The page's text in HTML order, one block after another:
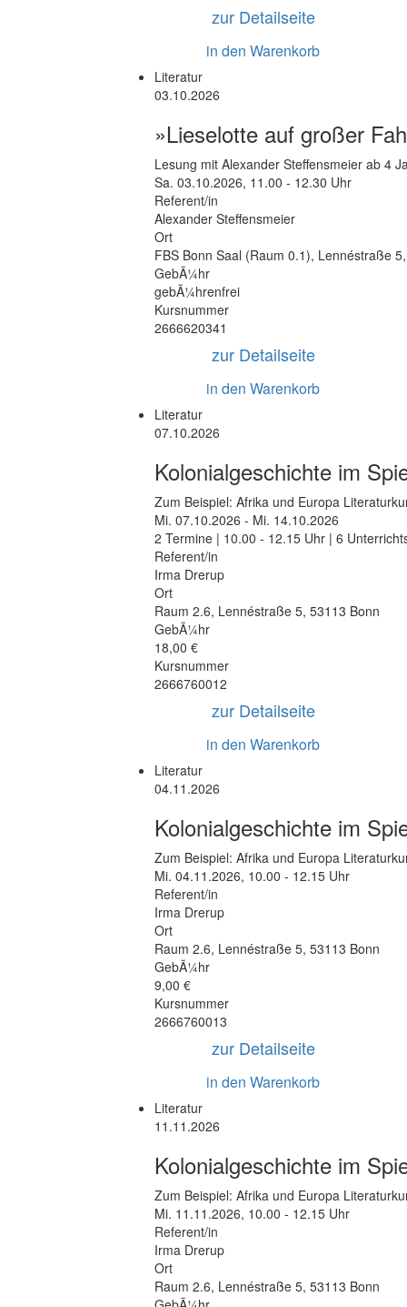
zur Detailseite
in den Warenkorb
Literatur
03.10.2026
»Lieselotte auf großer
Lesung mit Alexander Steffensmeier ab 4
Sa. 03.10.2026, 11.00 - 12.30 Uhr
Referent/in
Alexander Steffensmeier
Ort
FBS Bonn Saal (Raum 0.1), Lennéstraße 5
GebÃ¼hr
gebÃ¼hrenfrei
Kursnummer
2666620341
zur Detailseite
in den Warenkorb
Literatur
07.10.2026
Kolonialgeschichte im
Zum Beispiel: Afrika und Europa
Mi. 07.10.2026 - Mi. 14.10.2026
2 Termine | 10.00 - 12.15 Uhr | 6
Referent/in
Irma Drerup
Ort
Raum 2.6, Lennéstraße 5, 53113 Bonn
GebÃ¼hr
18,00 €
Kursnummer
2666760012
zur Detailseite
in den Warenkorb
Literatur
04.11.2026
Kolonialgeschichte im
Zum Beispiel: Afrika und Europa
Mi. 04.11.2026, 10.00 - 12.15 Uhr
Referent/in
Irma Drerup
Ort
Raum 2.6, Lennéstraße 5, 53113 Bonn
GebÃ¼hr
9,00 €
Kursnummer
2666760013
zur Detailseite
in den Warenkorb
Literatur
11.11.2026
Kolonialgeschichte im
Zum Beispiel: Afrika und Europa
Mi. 11.11.2026, 10.00 - 12.15 Uhr
Referent/in
Irma Drerup
Ort
Raum 2.6, Lennéstraße 5, 53113 Bonn